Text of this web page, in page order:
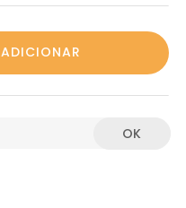
ADICIONAR